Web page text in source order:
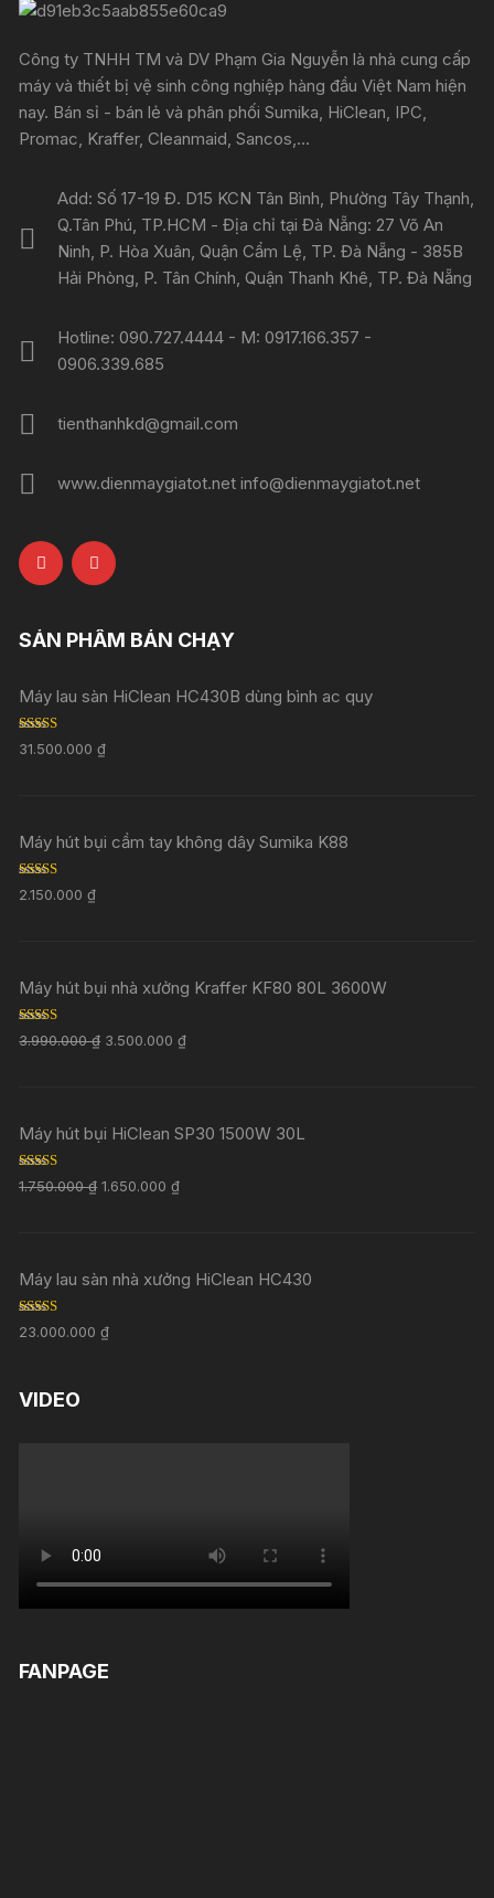
Công ty TNHH TM và DV Phạm Gia Nguyễn là nhà cung cấp
máy và thiết bị vệ sinh công nghiệp hàng đầu Việt Nam hiện
nay. Bán sỉ - bán lẻ và phân phối Sumika, HiClean, IPC,
Promac, Kraffer, Cleanmaid, Sancos,...
Add: Số 17-19 Đ. D15 KCN Tân Bình, Phường Tây Thạnh,
Q.Tân Phú, TP.HCM - Địa chỉ tại Đà Nẵng: 27 Võ An
Ninh, P. Hòa Xuân, Quận Cẩm Lệ, TP. Đà Nẵng - 385B
Hải Phòng, P. Tân Chính, Quận Thanh Khê, TP. Đà Nẵng
Hotline: 090.727.4444 - M: 0917.166.357 -
0906.339.685
tienthanhkd@gmail.com
www.dienmaygiatot.net info@dienmaygiatot.net
SẢN PHẨM BÁN CHẠY
Máy lau sàn HiClean HC430B dùng bình ac quy
Rated5.00
out of 5
31.500.000₫
Máy hút bụi cầm tay không dây Sumika K88
Rated5.00
out of 5
2.150.000₫
Máy hút bụi nhà xưởng Kraffer KF80 80L 3600W
Rated 5.00
out of 5
3.990.000₫ 3.500.000₫
Máy hút bụi HiClean SP30 1500W 30L
Rated 5.00
out of 5
1.750.000₫ 1.650.000₫
Máy lau sàn nhà xưởng HiClean HC430
Rated5.00
out of 5
23.000.000₫
VIDEO
FANPAGE